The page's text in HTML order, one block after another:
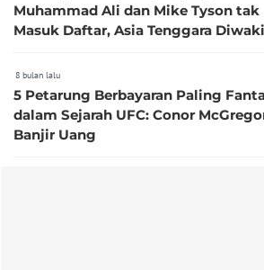
Muhammad Ali dan Mike Tyson tak
Masuk Daftar, Asia Tenggara
8 bulan lalu
5 Petarung Berbayaran Paling
dalam Sejarah UFC: Conor
Banjir Uang